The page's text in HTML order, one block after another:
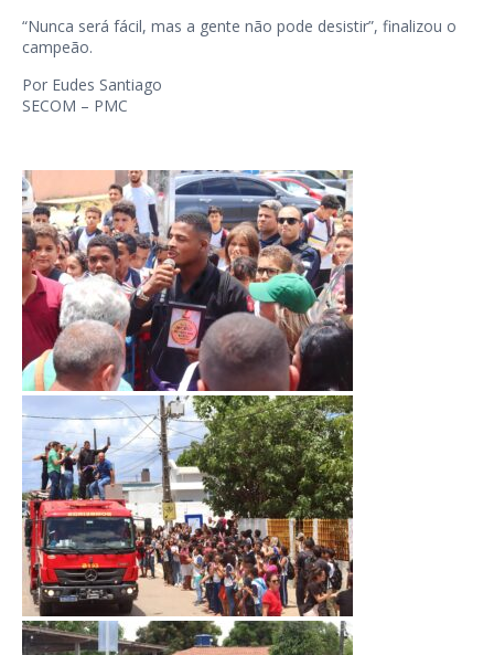
“Nunca será fácil, mas a gente não pode desistir”, finalizou o
campeão.
Por Eudes Santiago
SECOM – PMC